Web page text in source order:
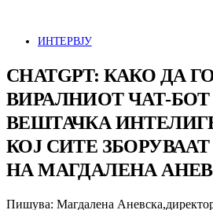
ИНТЕРВЈУ
CHATGPT: КАКО ДА
ВИРАЛНИОТ ЧАТ-
ВЕШТАЧКА
КОЈ СИТЕ
НА МАГДАЛЕНА
Пишува: Магдалена